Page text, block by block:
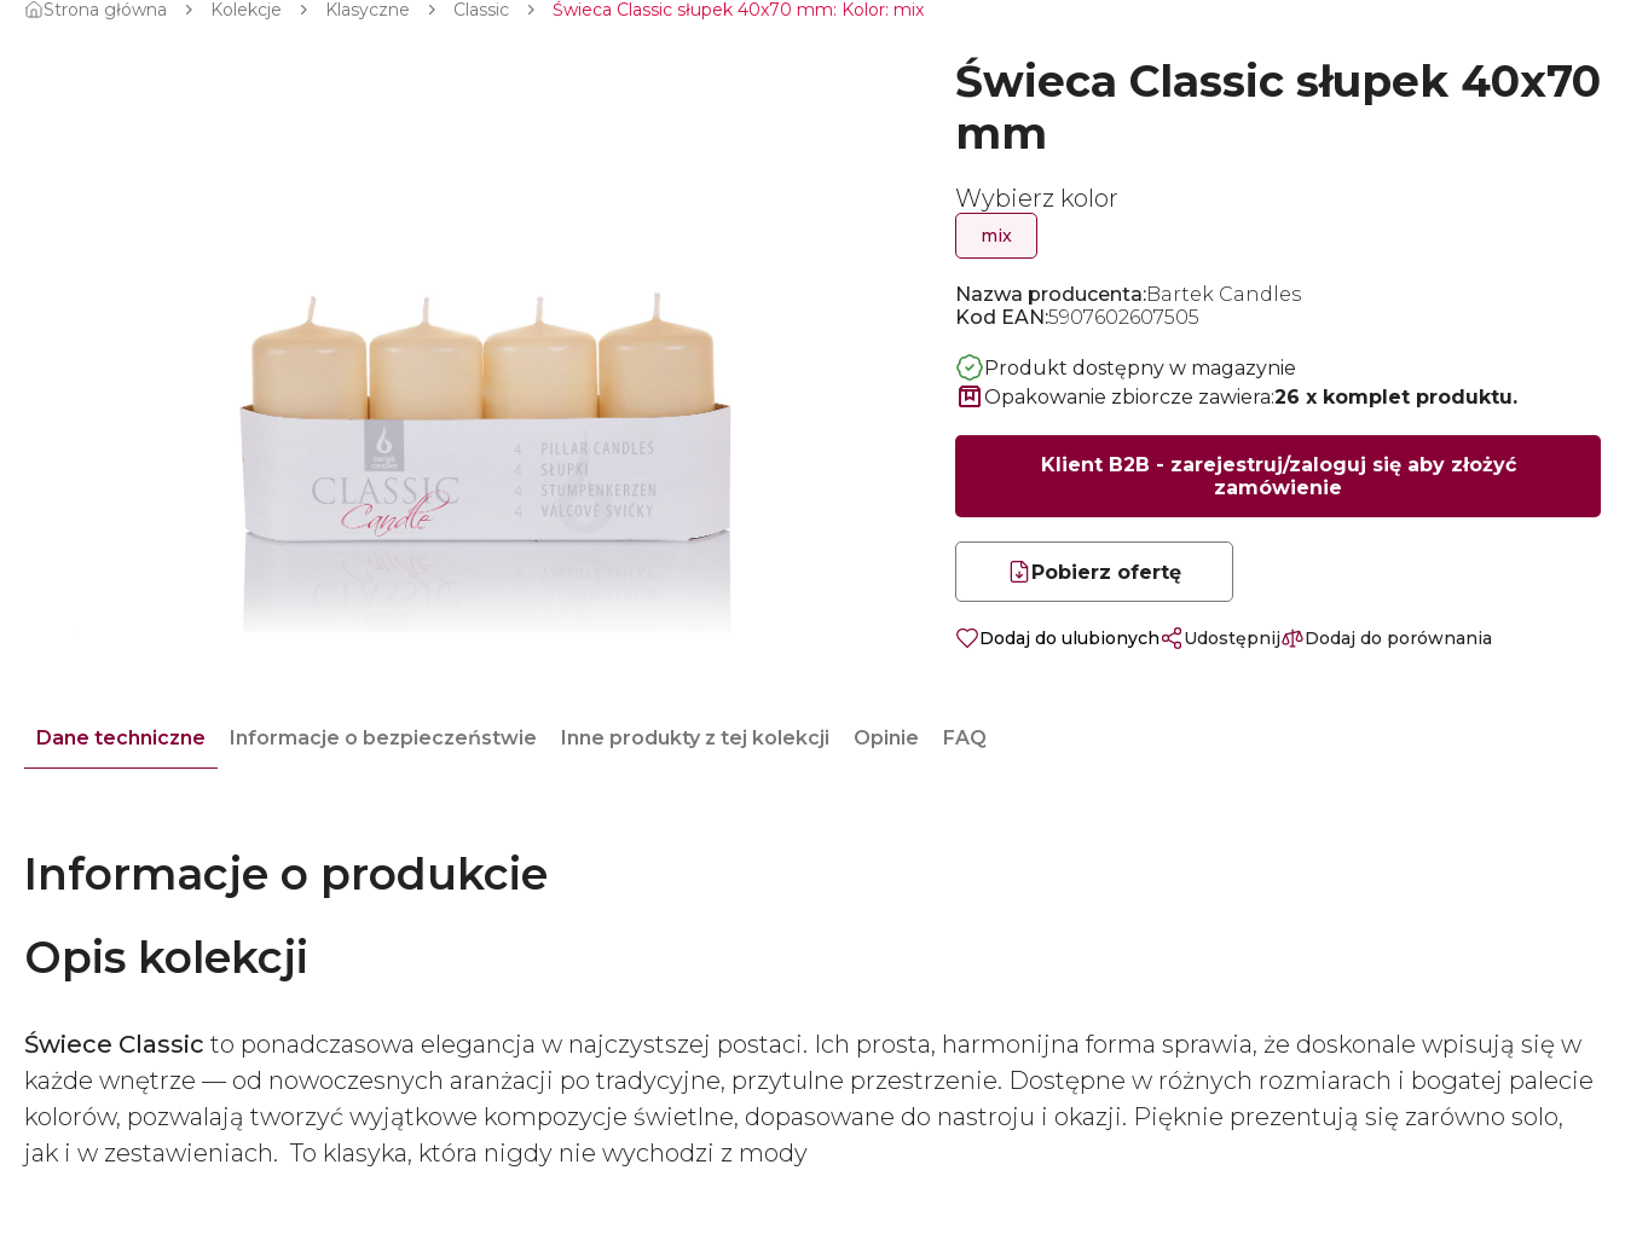
Strona główna Kolekcje Klasyczne Classic Świeca Classic słupek 40x70 mm: Kolor: mix
Świeca Classic słupek 40x70
mm
Wybierz kolor
mix
Nazwa producenta:Bartek Candles
Kod EAN:5907602607505
Produkt dostępny w magazynie
Opakowanie zbiorcze zawiera:26 x komplet produktu.
Klient B2B - zarejestruj/zaloguj się aby złożyć
zamówienie
Pobierz ofertę
Dodaj do ulubionych Udostępnij Dodaj do porównania
Dane techniczne Informacje o bezpieczeństwie Inne produkty z tej kolekcji Opinie FAQ
Informacje o produkcie
Opis kolekcji
Świece Classic to ponadczasowa elegancja w najczystszej postaci. Ich prosta, harmonijna forma sprawia, że doskonale wpisują się w
każde wnętrze — od nowoczesnych aranżacji po tradycyjne, przytulne przestrzenie. Dostępne w różnych rozmiarach i bogatej palecie
kolorów, pozwalają tworzyć wyjątkowe kompozycje świetlne, dopasowane do nastroju i okazji. Pięknie prezentują się zarówno solo,
jak i w zestawieniach. To klasyka, która nigdy nie wychodzi z mody